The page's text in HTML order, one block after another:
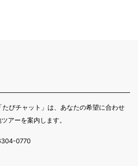
びチャット」は、あなたの希望に合わせ
アーを案内します。
0770